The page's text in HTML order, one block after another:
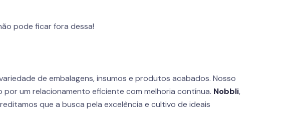
pode ficar fora dessa!
de embalagens, insumos e produtos acabados. Nosso
um relacionamento eficiente com melhoria contínua. Nobbli,
que a busca pela excelência e cultivo de ideais